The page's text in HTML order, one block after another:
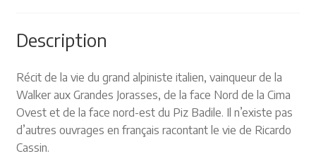
Description
Récit de la vie du grand alpiniste italien, vainqueur de la
Walker aux Grandes Jorasses, de la face Nord de la Cima
Ovest et de la face nord-est du Piz Badile. Il n’existe pas
d’autres ouvrages en français racontant le vie de Ricardo
Cassin.